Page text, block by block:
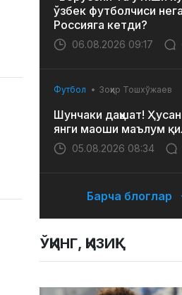
ўзбек футболчиси
Россияга кетди?
06.08.2026 09:17
Футбол Зоҳир Тошхўжаев
Шунчаки даҳшат!
янги маоши маълум
05.08.2026 08:34
Барча блоглар
ЎҚИНГ, ҚИЗИҚ!